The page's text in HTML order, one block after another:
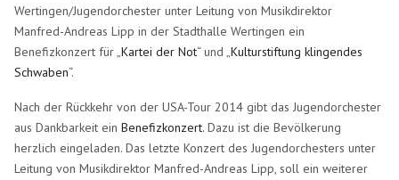
Wertingen/Jugendorchester unter Leitung von Musikdirektor
Manfred-Andreas Lipp in der Stadthalle Wertingen ein
Benefizkonzert für „Kartei der Not“ und „Kulturstiftung klingendes
Schwaben“.
Nach der Rückkehr von der USA-Tour 2014 gibt das Jugendorchester
aus Dankbarkeit einBenefizkonzert. Dazu ist die Bevölkerung
herzlich eingeladen. Das letzte Konzert des Jugendorchesters unter
Leitung von Musikdirektor Manfred-Andreas Lipp, soll ein weiterer